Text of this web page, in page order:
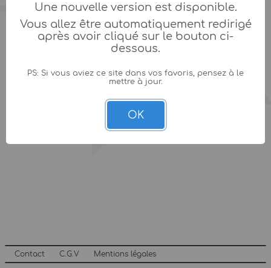
Contact C.G.V Mentions légales
Une nouvelle version est disponible.
Vous allez être automatiquement redirigé
après avoir cliqué sur le bouton ci-
dessous.
PS: Si vous aviez ce site dans vos favoris, pensez à le
mettre à jour.
OK